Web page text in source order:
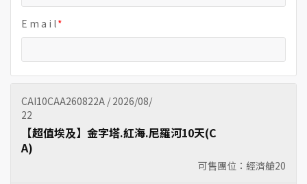
E m a i l
CAI10CAA260822A / 2026/08/
22
可售團位：經濟艙20
【超值埃及】金字塔.紅海.尼羅河10天(C
A)